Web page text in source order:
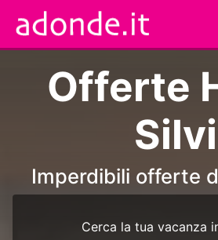
Offerte
Silvi
Imperdibili offerte
Cerca la tua vacanza